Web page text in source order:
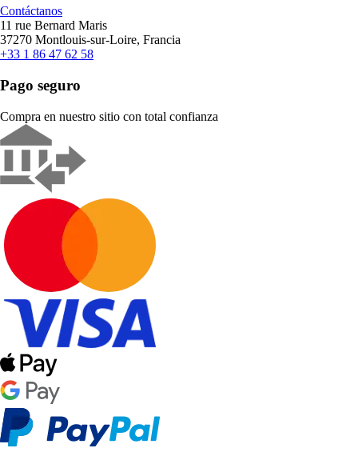
Contáctanos
11 rue Bernard Maris
37270 Montlouis-sur-Loire, Francia
+33 1 86 47 62 58
Pago seguro
Compra en nuestro sitio con total confianza